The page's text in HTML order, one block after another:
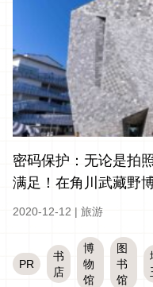
密码保护：无论是拍
满足！在角川武藏野
2020-12-12 | 旅游
PR
书
店
博
物
馆
图
书
馆